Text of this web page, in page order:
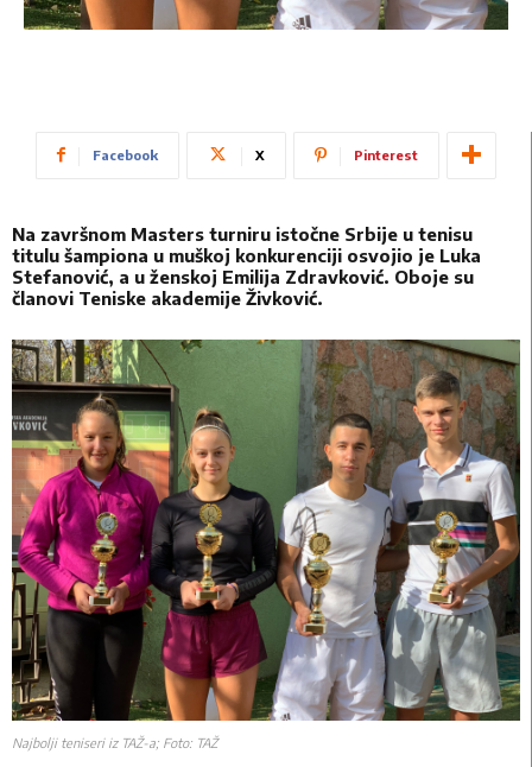
Facebook X Pinterest
Na završnom Masters turniru istočne Srbije u tenisu
titulu šampiona u muškoj konkurenciji osvojio je Luka
Stefanović, a u ženskoj Emilija Zdravković. Oboje su
članovi Teniske akademije Živković.
Najbolji teniseri iz TAŽ-a; Foto: TAŽ